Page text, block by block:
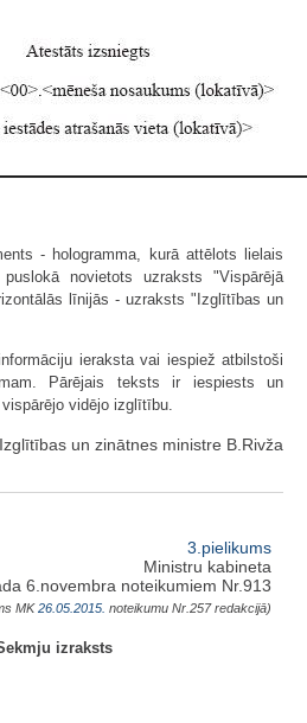
- holo­gramma, kurā attēlots lielais
novietots uzraksts "Vispārējā
līnijās - uzraksts "Izglītības un
ieraksta vai iespiež atbilstoši
Pārējais teksts ir iespiests un
vidējo izglītību.
Izglītības un zinātnes ministre B.Rivža
3.pielikums
Ministru kabineta
6.novembra noteikumiem Nr.913
MK26.05.2015. noteikumu Nr.257 redakcijā)
izraksts